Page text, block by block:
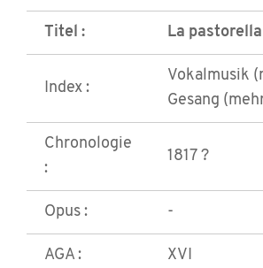
Titel : La
Index :
Vokalmusik
Gesang
Chronologie
:
1817 ?
Opus : -
AGA : XVI